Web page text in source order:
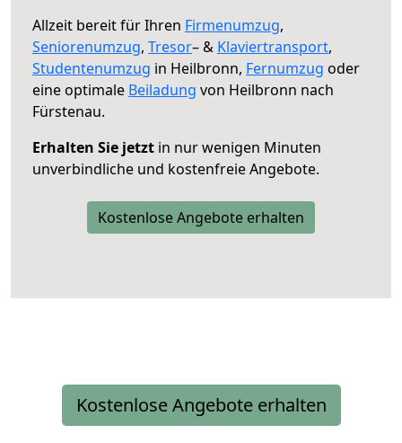
Allzeit bereit für Ihren Firmenumzug,
Seniorenumzug, Tresor– & Klaviertransport,
Studentenumzug in Heilbronn, Fernumzug oder
eine optimale Beiladung von Heilbronn nach
Fürstenau.
Erhalten Sie jetzt in nur wenigen Minuten
unverbindliche und kostenfreie Angebote.
Kostenlose Angebote erhalten
Kostenlose Angebote erhalten